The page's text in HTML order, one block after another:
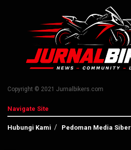
Copyright © 2021 Jurnalbikers.com
Navigate Site
Hubungi Kami Pedoman Media Siber